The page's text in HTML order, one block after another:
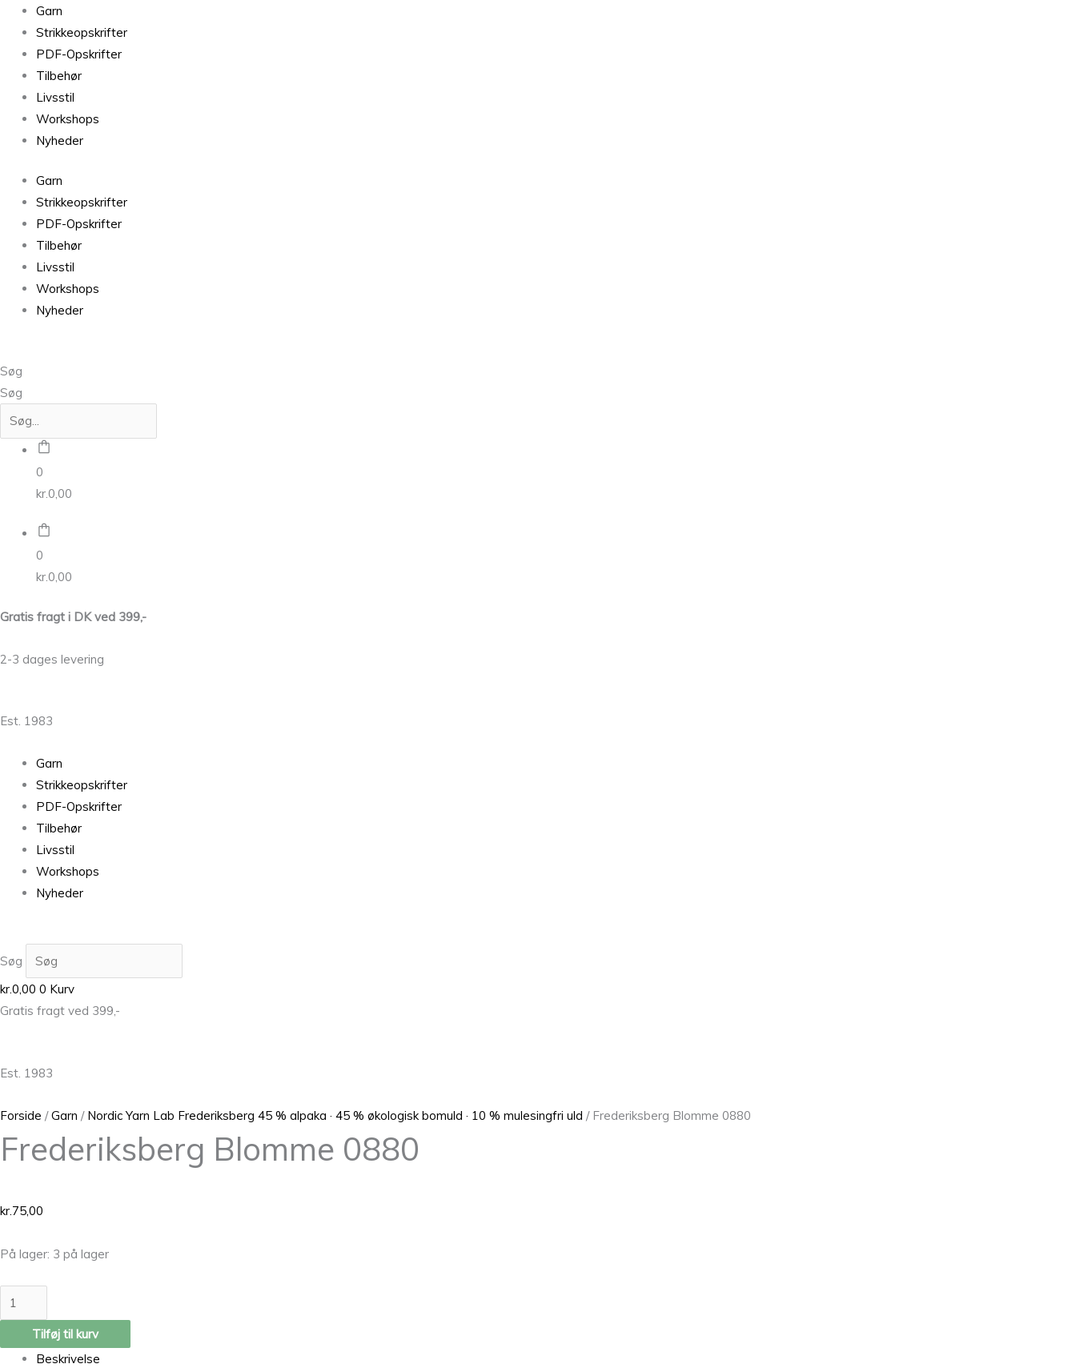
Garn
Strikkeopskrifter
PDF-Opskrifter
Tilbehør
Livsstil
Workshops
Nyheder
Garn
Strikkeopskrifter
PDF-Opskrifter
Tilbehør
Livsstil
Workshops
Nyheder
Søg
Søg
0
kr.0,00
0
kr.0,00
Gratis fragt i DK ved 399,-
2-3 dages levering
Est. 1983
Garn
Strikkeopskrifter
PDF-Opskrifter
Tilbehør
Livsstil
Workshops
Nyheder
Søg
kr.0,00 0 Kurv
Gratis fragt ved 399,-
Est. 1983
Forside /Garn / Nordic Yarn Lab Frederiksberg 45 % alpaka · 45 % økologisk bomuld · 10 % mulesingfri uld / Frederiksberg Blomme 0880
Frederiksberg Blomme 0880
kr.75,00
På lager: 3 på lager
Frederiksberg
Blomme
0880
antal
Tilføj til kurv
Beskrivelse